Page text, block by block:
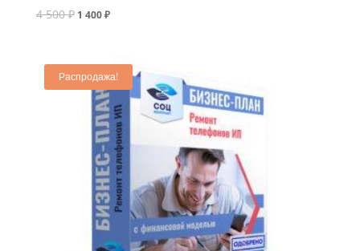
4 500₽ 1 400₽
Распродажа!